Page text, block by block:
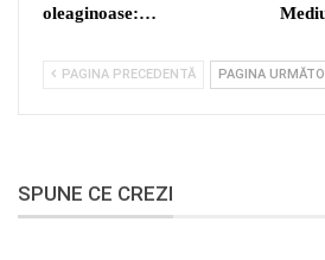
oleaginoase:…
PAGINA PRECEDENTĂ PAGINA
SPUNE CE CREZI